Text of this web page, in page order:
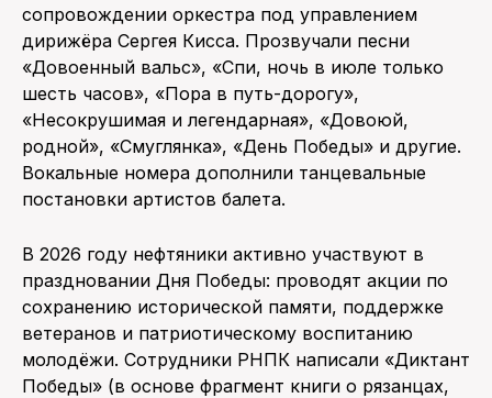
сопровождении оркестра под управлением
дирижёра Сергея Кисса. Прозвучали песни
«Довоенный вальс», «Спи, ночь в июле только
шесть часов», «Пора в путь-дорогу»,
«Несокрушимая и легендарная», «Довоюй,
родной», «Смуглянка», «День Победы» и другие.
Вокальные номера дополнили танцевальные
постановки артистов балета.
В 2026 году нефтяники активно участвуют в
праздновании Дня Победы: проводят акции по
сохранению исторической памяти, поддержке
ветеранов и патриотическому воспитанию
молодёжи. Сотрудники РНПК написали «Диктант
Победы» (в основе фрагмент книги о рязанцах,